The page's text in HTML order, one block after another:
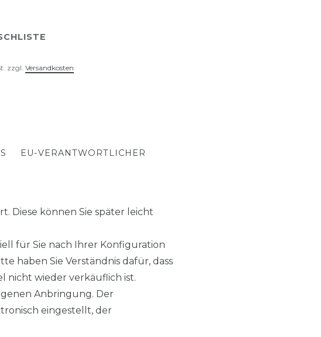
zzgl. Versandkosten
EU-VERANTWORTLICHER
Diese können Sie später leicht
für Sie nach Ihrer Konfiguration
haben Sie Verständnis dafür, dass
nicht wieder verkäuflich ist.
Anbringung. Der
eingestellt, der